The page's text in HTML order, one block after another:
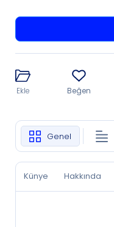
Ekle Beğen
Genel
Künye Hakkında